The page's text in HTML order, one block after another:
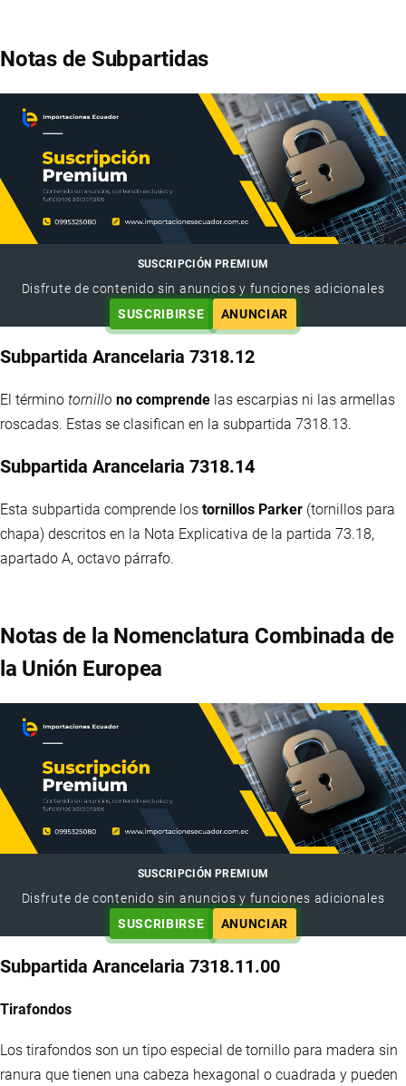
Notas de Subpartidas
SUSCRIPCIÓN PREMIUM
Disfrute de contenido sin anuncios y funciones adicionales
SUSCRIBIRSE
ANUNCIAR
Subpartida Arancelaria 7318.12
El término tornillo no comprende las escarpias ni las armellas
roscadas. Estas se clasifican en la subpartida 7318.13.
Subpartida Arancelaria 7318.14
Esta subpartida comprende los tornillos Parker (tornillos para
chapa) descritos en la Nota Explicativa de la partida 73.18,
apartado A, octavo párrafo.
Notas de la Nomenclatura Combinada de
la Unión Europea
SUSCRIPCIÓN PREMIUM
Disfrute de contenido sin anuncios y funciones adicionales
SUSCRIBIRSE
ANUNCIAR
Subpartida Arancelaria 7318.11.00
Tirafondos
Los tirafondos son un tipo especial de tornillo para madera sin
ranura que tienen una cabeza hexagonal o cuadrada y pueden